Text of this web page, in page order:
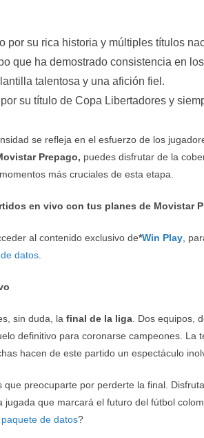
por su rica historia y múltiples títulos
que ha demostrado consistencia en
talentosa y una afición fiel.
su título de Copa Libertadores y
se refleja en el esfuerzo de los
Prepago, puedes disfrutar de la
más cruciales de esta etapa.
en vivo con tus planes de Movistar
al contenido exclusivo de*Win Play ,
datos
sin duda, la final de la liga . Dos equipos,
definitivo para coronarse campeones. La
hacen de este partido un espectáculo
que preocuparte por perderte la final.
jugada que marcará el futuro del fútbol
paquete de datos?